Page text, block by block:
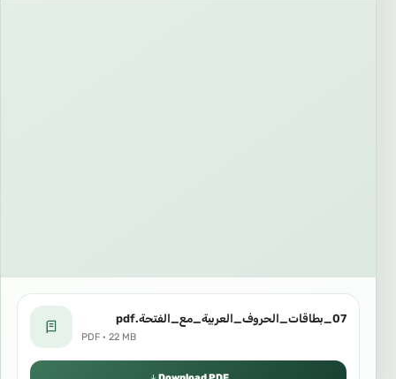
07_بطاقات_الحروف_العربية_مع_الفتحة.pdf
PDF · 22 MB